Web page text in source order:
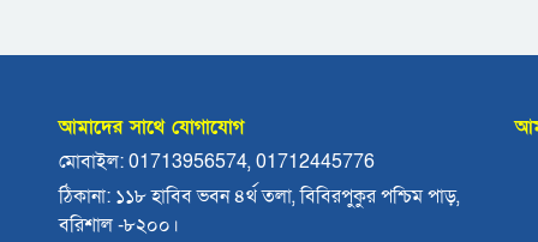
আমাদের সাথে যোগাযোগ
মোবাইল: 01713956574, 01712445776
ঠিকানা: ১১৮ হাবিব ভবন ৪র্থ তলা, বিবিরপুকুর পশ্চিম পাড়,
বরিশাল -৮২০০।